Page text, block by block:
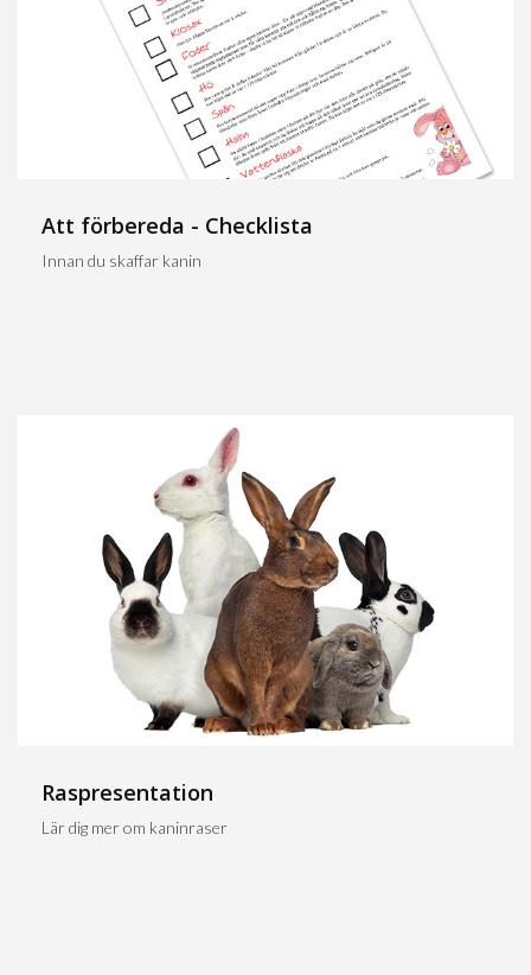
Att förbereda - Checklista
Innan du skaffar kanin
Raspresentation
Lär dig mer om kaninraser